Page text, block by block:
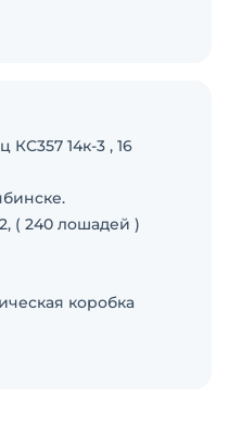
14к-3 , 16
( 240 лошадей )
коробка